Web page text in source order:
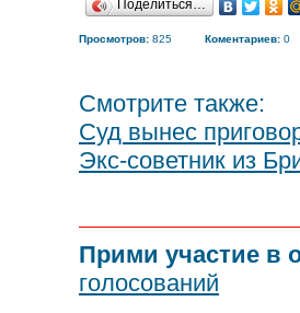
Поделиться…
Просмотров: 825 Коментариев: 0
Смотрите также:
Суд вынес
Экс-советник из
Прими участие в
голосований